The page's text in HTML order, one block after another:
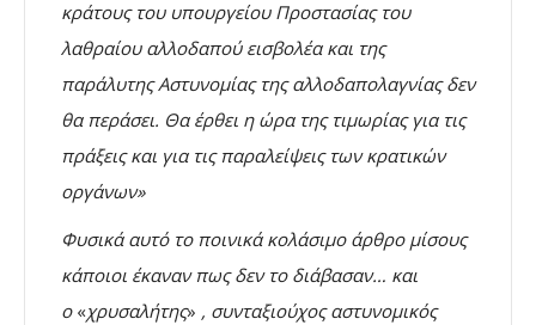
κράτους του υπουργείου Προστασίας του
λαθραίου αλλοδαπού εισβολέα και της
παράλυτης Αστυνομίας της αλλοδαπολαγνίας δεν
θα περάσει. Θα έρθει η ώρα της τιμωρίας για τις
πράξεις και για τις παραλείψεις των κρατικών
οργάνων»
Φυσικά αυτό το ποινικά κολάσιμο άρθρο μίσους
κάποιοι έκαναν πως δεν το διάβασαν… και
ο «χρυσαλήτης» , συνταξιούχος αστυνομικός